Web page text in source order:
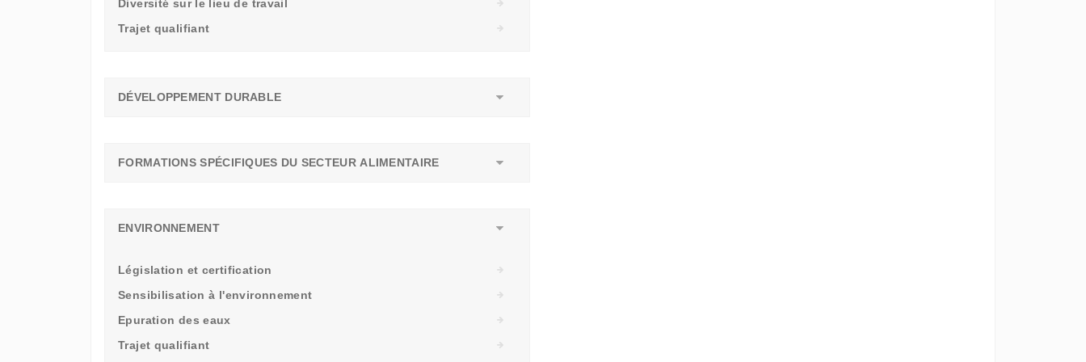
Diversité sur le lieu de travail
Trajet qualifiant
DÉVELOPPEMENT DURABLE
FORMATIONS SPÉCIFIQUES DU SECTEUR ALIMENTAIRE
ENVIRONNEMENT
Législation et certification
Sensibilisation à l'environnement
Epuration des eaux
Trajet qualifiant